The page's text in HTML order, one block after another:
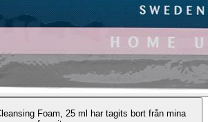
Foam, 25 ml har tagits bort från mina